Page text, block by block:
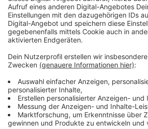
Am Bahnhof sind die Reinigungsteams
an den Bahnsteigen, Treppen, Tunnel,
Glasflächen, Automaten, Mobiliar und
Einsatz. Auch Graffiti und Kaugummi
verschwinden.
Normale Reinigungen finden am
mehrmals die Woche statt. Der
Aktion, die die Bahn zusammen mit
Jahr an 1400 Bahnhöfen in ganz
durchführt – doppelt so viele wie